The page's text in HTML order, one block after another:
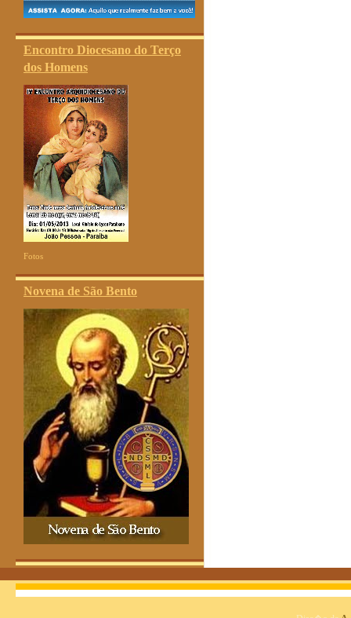
Encontro Diocesano do Terço
dos Homens
Fotos
Novena de São Bento